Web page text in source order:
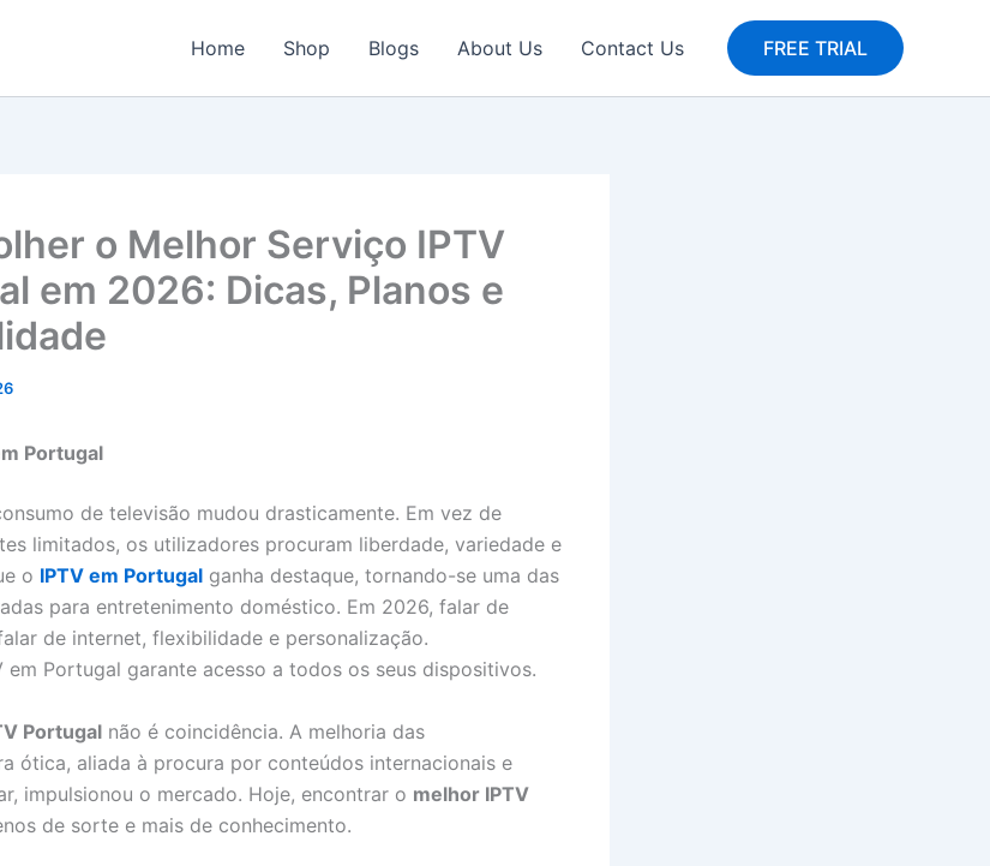
Home Shop Blogs About Us Contact Us FREE TRIAL
o Melhor Serviço IPTV
em 2026: Dicas, Planos e
Portugal
de televisão mudou drasticamente. Em vez de
limitados, os utilizadores procuram liberdade, variedade e
o IPTV em Portugal ganha destaque, tornando-se uma das
para entretenimento doméstico. Em 2026, falar de
de internet, flexibilidade e personalização.
em Portugal garante acesso a todos os seus dispositivos.
Portugal não é coincidência. A melhoria das
ótica, aliada à procura por conteúdos internacionais e
impulsionou o mercado. Hoje, encontrar o melhor IPTV
de sorte e mais de conhecimento.